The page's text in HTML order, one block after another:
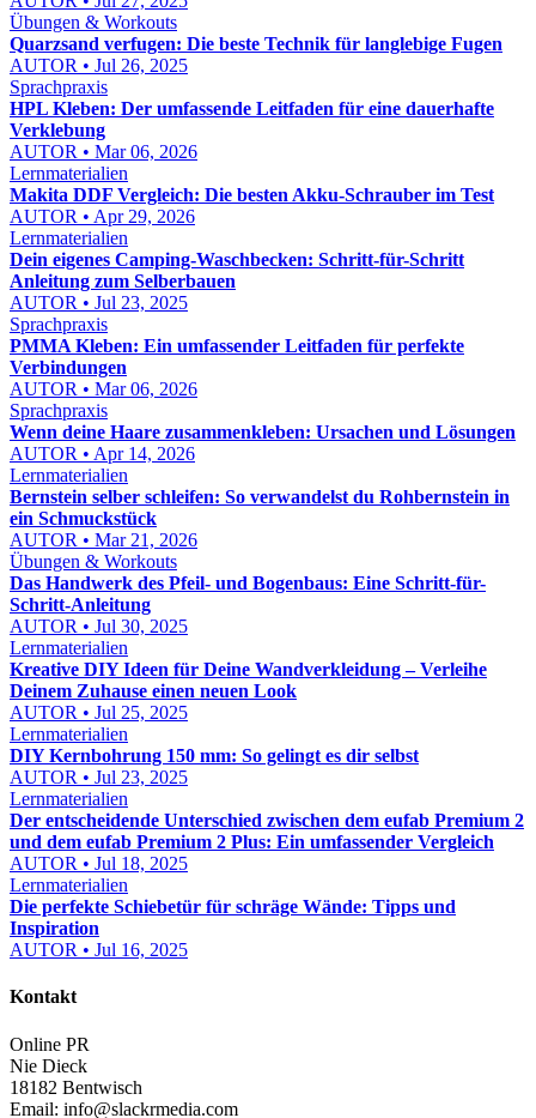
Übungen & Workouts
Quarzsand verfugen: Die beste Technik für langlebige Fugen
AUTOR • Jul 26, 2025
Sprachpraxis
HPL Kleben: Der umfassende Leitfaden für eine dauerhafte
Verklebung
AUTOR • Mar 06, 2026
Lernmaterialien
Makita DDF Vergleich: Die besten Akku-Schrauber im Test
AUTOR • Apr 29, 2026
Lernmaterialien
Dein eigenes Camping-Waschbecken: Schritt-für-Schritt
Anleitung zum Selberbauen
AUTOR • Jul 23, 2025
Sprachpraxis
PMMA Kleben: Ein umfassender Leitfaden für perfekte
Verbindungen
AUTOR • Mar 06, 2026
Sprachpraxis
Wenn deine Haare zusammenkleben: Ursachen und Lösungen
AUTOR • Apr 14, 2026
Lernmaterialien
Bernstein selber schleifen: So verwandelst du Rohbernstein in
ein Schmuckstück
AUTOR • Mar 21, 2026
Übungen & Workouts
Das Handwerk des Pfeil- und Bogenbaus: Eine Schritt-für-
Schritt-Anleitung
AUTOR • Jul 30, 2025
Lernmaterialien
Kreative DIY Ideen für Deine Wandverkleidung – Verleihe
Deinem Zuhause einen neuen Look
AUTOR • Jul 25, 2025
Lernmaterialien
DIY Kernbohrung 150 mm: So gelingt es dir selbst
AUTOR • Jul 23, 2025
Lernmaterialien
Der entscheidende Unterschied zwischen dem eufab Premium 2
und dem eufab Premium 2 Plus: Ein umfassender Vergleich
AUTOR • Jul 18, 2025
Lernmaterialien
Die perfekte Schiebetür für schräge Wände: Tipps und
Inspiration
AUTOR • Jul 16, 2025
Kontakt
Online PR
Nie Dieck
18182 Bentwisch
Email: info@slackrmedia.com